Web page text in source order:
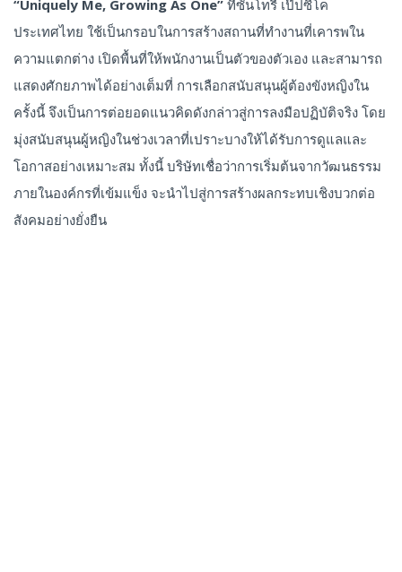
“Uniquely Me, Growing As One” ที่ซันโทรี่ เป๊ปซี่โค
ประเทศไทย ใช้เป็นกรอบในการสร้างสถานที่ทำงานที่เคารพใน
ความแตกต่าง เปิดพื้นที่ให้พนักงานเป็นตัวของตัวเอง และสามารถ
แสดงศักยภาพได้อย่างเต็มที่ การเลือกสนับสนุนผู้ต้องขังหญิงใน
ครั้งนี้ จึงเป็นการต่อยอดแนวคิดดังกล่าวสู่การลงมือปฏิบัติจริง โดย
มุ่งสนับสนุนผู้หญิงในช่วงเวลาที่เปราะบางให้ได้รับการดูแลและ
โอกาสอย่างเหมาะสม ทั้งนี้ บริษัทเชื่อว่าการเริ่มต้นจากวัฒนธรรม
ภายในองค์กรที่เข้มแข็ง จะนำไปสู่การสร้างผลกระทบเชิงบวกต่อ
สังคมอย่างยั่งยืน